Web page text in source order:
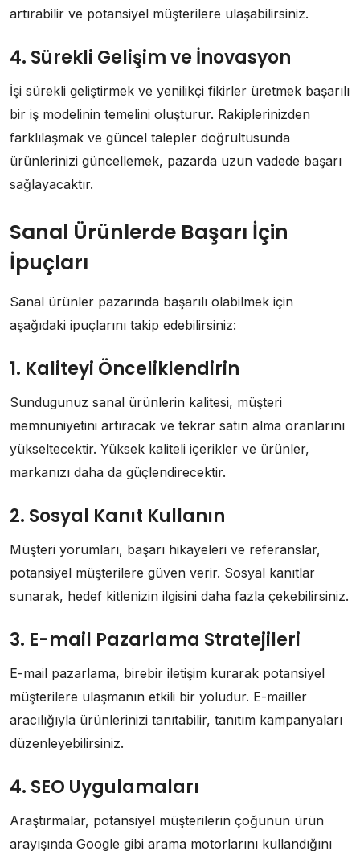
artırabilir ve potansiyel müşterilere ulaşabilirsiniz.
4. Sürekli Gelişim ve İnovasyon
İşi sürekli geliştirmek ve yenilikçi fikirler üretmek başarılı
bir iş modelinin temelini oluşturur. Rakiplerinizden
farklılaşmak ve güncel talepler doğrultusunda
ürünlerinizi güncellemek, pazarda uzun vadede başarı
sağlayacaktır.
Sanal Ürünlerde Başarı İçin
İpuçları
Sanal ürünler pazarında başarılı olabilmek için
aşağıdaki ipuçlarını takip edebilirsiniz:
1. Kaliteyi Önceliklendirin
Sundugunuz sanal ürünlerin kalitesi, müşteri
memnuniyetini artıracak ve tekrar satın alma oranlarını
yükseltecektir. Yüksek kaliteli içerikler ve ürünler,
markanızı daha da güçlendirecektir.
2. Sosyal Kanıt Kullanın
Müşteri yorumları, başarı hikayeleri ve referanslar,
potansiyel müşterilere güven verir. Sosyal kanıtlar
sunarak, hedef kitlenizin ilgisini daha fazla çekebilirsiniz.
3. E-mail Pazarlama Stratejileri
E-mail pazarlama, birebir iletişim kurarak potansiyel
müşterilere ulaşmanın etkili bir yoludur. E-mailler
aracılığıyla ürünlerinizi tanıtabilir, tanıtım kampanyaları
düzenleyebilirsiniz.
4. SEO Uygulamaları
Araştırmalar, potansiyel müşterilerin çoğunun ürün
arayışında Google gibi arama motorlarını kullandığını